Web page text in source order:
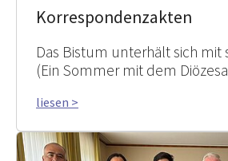
Korrespondenzakten
Das Bistum unterhält sich mit
(Ein Sommer mit dem
liesen >